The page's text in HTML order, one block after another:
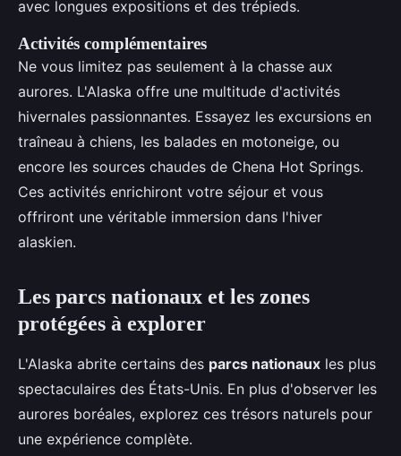
avec longues expositions et des trépieds.
Activités complémentaires
Ne vous limitez pas seulement à la chasse aux
aurores. L'Alaska offre une multitude d'activités
hivernales passionnantes. Essayez les excursions en
traîneau à chiens, les balades en motoneige, ou
encore les sources chaudes de Chena Hot Springs.
Ces activités enrichiront votre séjour et vous
offriront une véritable immersion dans l'hiver
alaskien.
Les parcs nationaux et les zones
protégées à explorer
L'Alaska abrite certains des parcs nationaux les plus
spectaculaires des États-Unis. En plus d'observer les
aurores boréales, explorez ces trésors naturels pour
une expérience complète.